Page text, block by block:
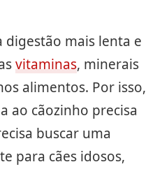
digestão mais lenta e
vitaminas, minerais
alimentos. Por isso,
ao cãozinho precisa
buscar uma
para cães idosos,